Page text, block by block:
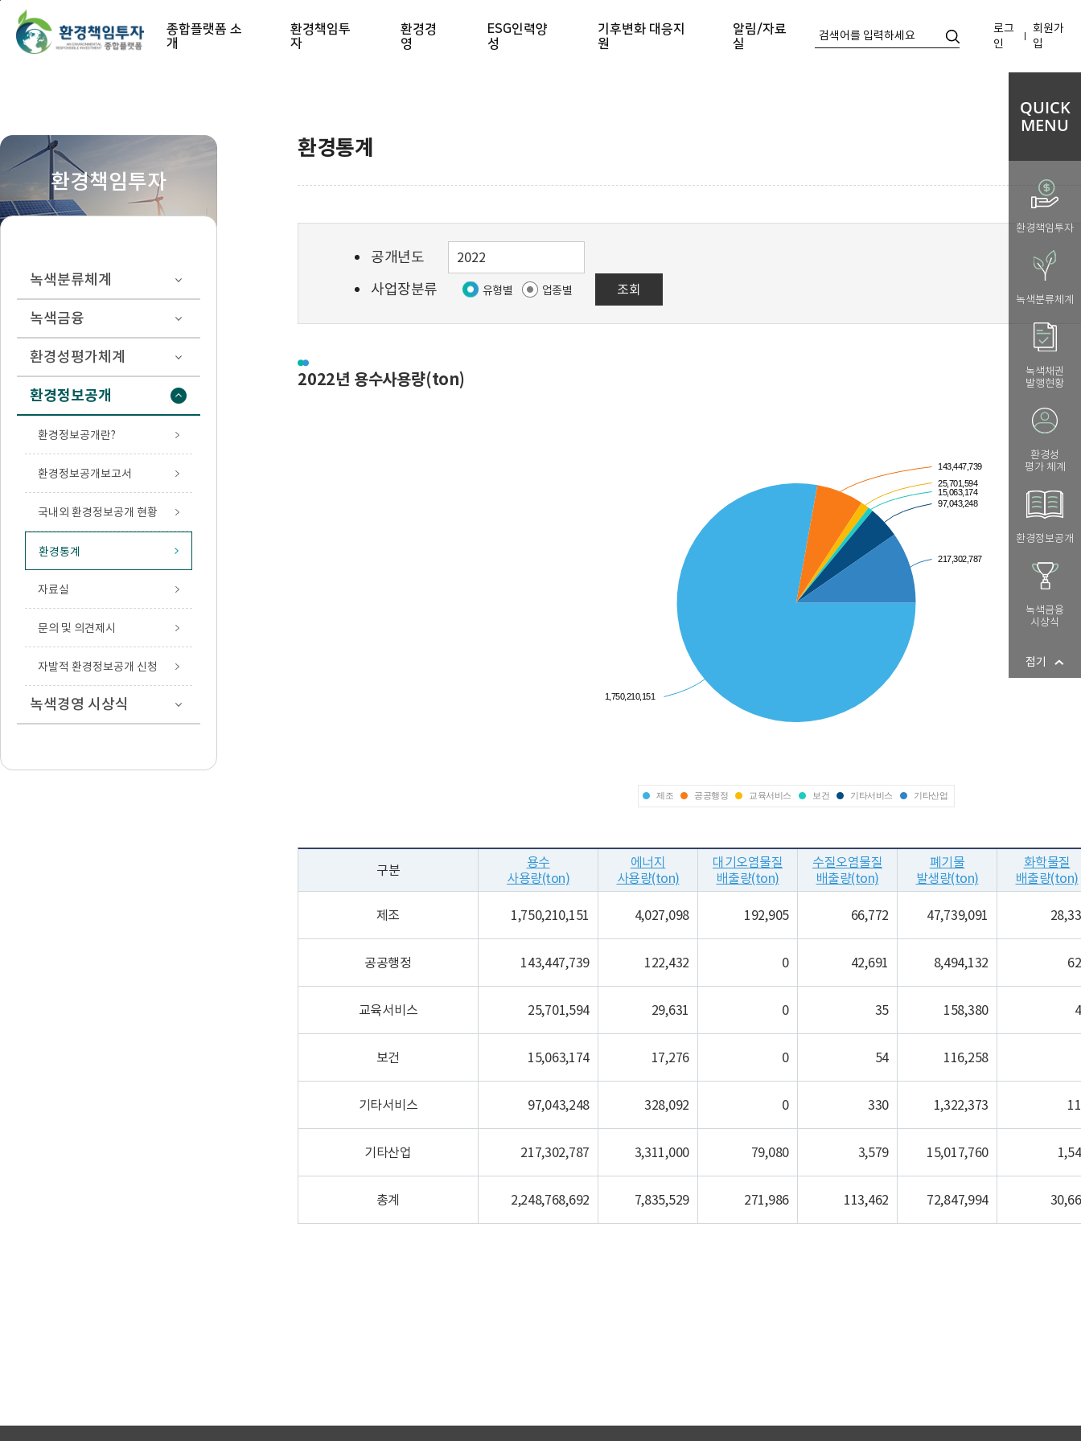
본문 바로가기
종합플랫폼 소
개
환경책임투
자
환경경
영
ESG인력양
성
기후변화 대응지
원
알림/자료
실
로그
인
회원가
입
환경책임투자
녹색분류체계
녹색금융
환경성평가체계
환경정보공개
환경정보공개란?
환경정보공개보고서
국내외 환경정보공개 현황
환경통계
자료실
문의 및 의견제시
자발적 환경정보공개 신청
녹색경영 시상식
환경통계
공개년도
사업장분류
유형별 업종별 조회
2022년 용수사용량(ton)
제조 공공행정 교육서비스 보건 기타서비스 기타산업
구분
용수
사용량(ton)
에너지
사용량(ton)
대기오염물질
배출량(ton)
수질오염물질
배출량(ton)
폐기물
발생량(ton)
화학물질
배출량(ton)
제조 1,750,210,151 4,027,098 192,905 66,772 47,739,091
공공행정 143,447,739 122,432 0 42,691 8,494,132
교육서비스 25,701,594 29,631 0 35 158,380
보건 15,063,174 17,276 0 54 116,258
기타서비스 97,043,248 328,092 0 330 1,322,373
기타산업 217,302,787 3,311,000 79,080 3,579 15,017,760
총계 2,248,768,692 7,835,529 271,986 113,462 72,847,994
QUICK
MENU
환경책임투자
녹색분류체계
녹색채권
발행현황
환경성
평가 체계
환경정보공개
녹색금융
시상식
접기